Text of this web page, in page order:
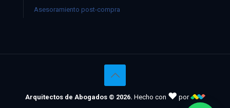
Asesoramiento post-compra
Arquitectos de Abogados © 2026. Hecho con ♥ por